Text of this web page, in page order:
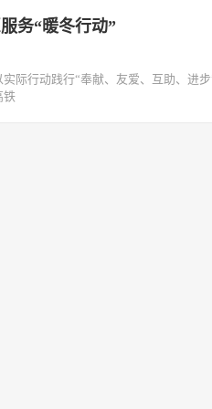
务“暖冬行动”
际行动践行“奉献、友爱、互助、进
铁